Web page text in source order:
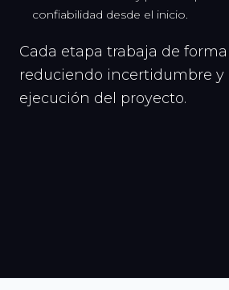
confiabilidad desde el inicio.
Cada etapa trabaja de
reduciendo incertidumbre y
ejecución del proyecto.